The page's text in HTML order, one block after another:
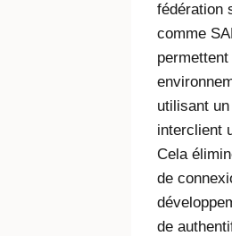
fédération
comme
utilisant
interclient
Cela
de
de